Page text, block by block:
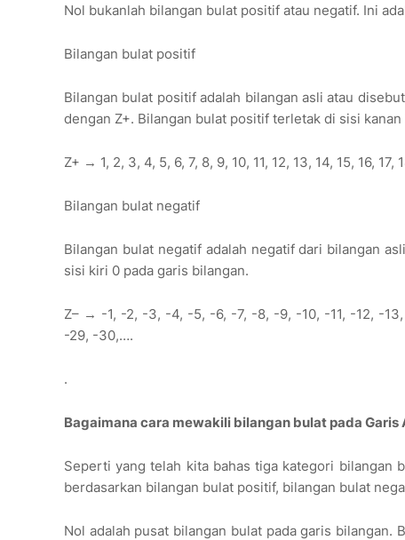
Nol bukanlah bilangan bulat positif atau negatif. Ini
Bilangan bulat positif
Bilangan bulat positif adalah bilangan asli atau
dengan Z+. Bilangan bulat positif terletak di sisi
Z+ → 1, 2, 3, 4, 5, 6, 7, 8, 9, 10, 11, 12, 13, 14, 15, 16,
Bilangan bulat negatif
Bilangan bulat negatif adalah negatif dari bilangan
sisi kiri 0 pada garis bilangan.
Z– → -1, -2, -3, -4, -5, -6, -7, -8, -9, -10, -11, -12, -
-29, -30,….
.
Bagaimana cara mewakili bilangan bulat pada Garis
Seperti yang telah kita bahas tiga kategori bilangan
berdasarkan bilangan bulat positif, bilangan bulat
Nol adalah pusat bilangan bulat pada garis